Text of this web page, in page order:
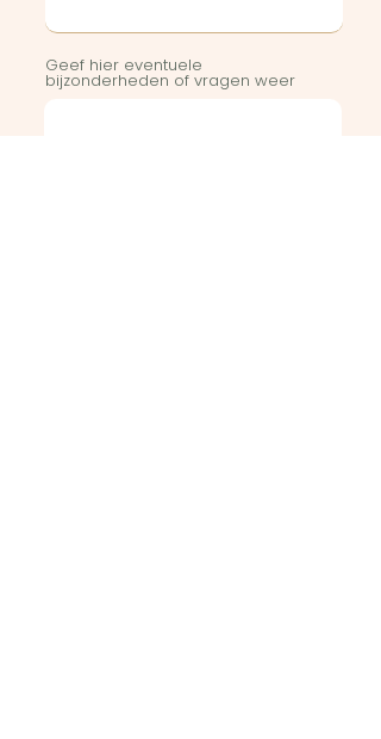
Geef hier eventuele
bijzonderheden of vragen weer